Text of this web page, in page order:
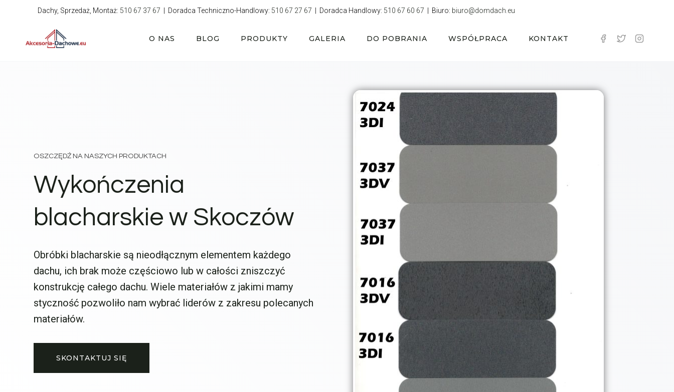
Dachy, Sprzedaż, Montaż: 510 67 37 67 | Doradca Techniczno-Handlowy: 510 67 27 67 | Doradca Handlowy: 510 67 60 67 | Biuro: biuro@domdach.eu
O NAS BLOG PRODUKTY GALERIA DO POBRANIA WSPÓŁPRACA KONTAKT
OSZCZĘDŹ NA NASZYCH PRODUKTACH
Wykończenia
blacharskie w Skoczów
Obróbki blacharskie są nieodłącznym elementem każdego
dachu, ich brak może częściowo lub w całości zniszczyć
konstrukcję całego dachu. Wiele materiałów z jakimi mamy
styczność pozwoliło nam wybrać liderów z zakresu polecanych
materiałów.
SKONTAKTUJ SIĘ